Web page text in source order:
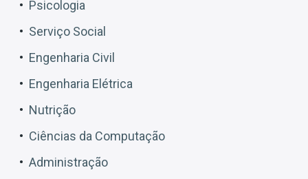
Psicologia
Serviço Social
Engenharia Civil
Engenharia Elétrica
Nutrição
Ciências da Computação
Administração